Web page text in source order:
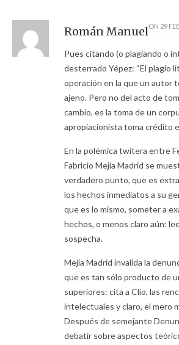
Román ManuelON 29
Pues citando (o plagiando o
desterrado Yépez: “El plagio
operación en la que un autor
ajeno. Pero no del acto de
cambio, es la toma de un
apropiacionista toma crédito
En la polémica twitera entre
Fabricio Mejía Madrid se
verdadero punto, que es
los hechos inmediatos a su
que es lo mismo, someter a
hechos, o menos claro aún:
sospecha.
Mejía Madrid invalida la
que es tan sólo producto de
superiores: cita a Clío, las
intelectuales y claro, el mero
Después de semejante
debatir sobre aspectos